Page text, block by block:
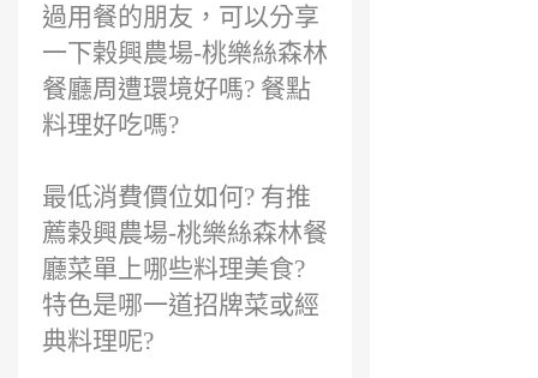
過用餐的朋友，可以分享
一下榖興農場-桃樂絲森林
餐廳周遭環境好嗎? 餐點
料理好吃嗎?
最低消費價位如何? 有推
薦榖興農場-桃樂絲森林餐
廳菜單上哪些料理美食?
特色是哪一道招牌菜或經
典料理呢?